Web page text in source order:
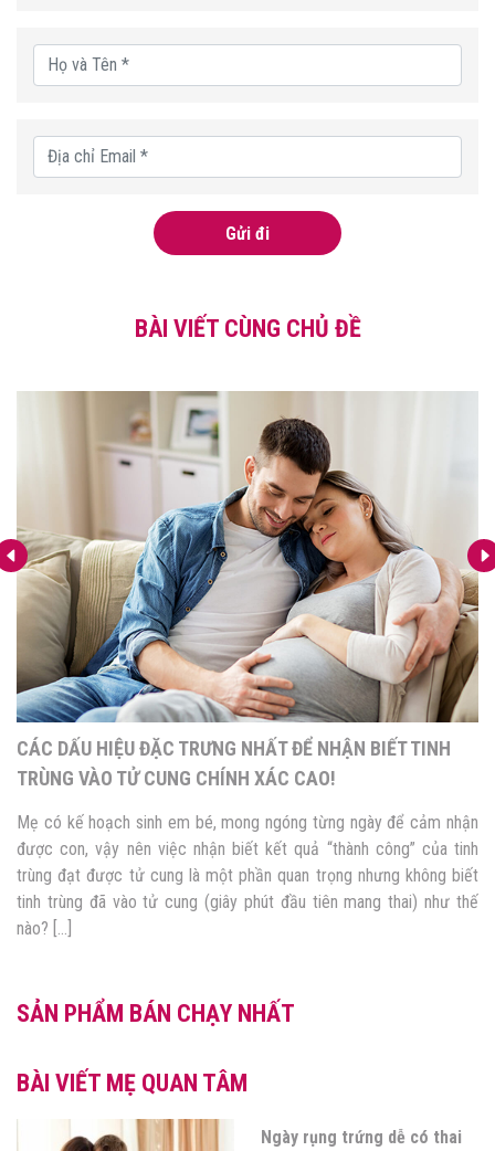
Gửi đi
BÀI VIẾT CÙNG CHỦ ĐỀ
BIẾT TINH
ngày để cảm nhận
công” của tinh
nhưng không biết
mang thai) như thế
BẬT MÍ 7 DẤU HIỆU THAI ĐÃ LÀM TỔ
CHÍNH XÁC NHẤT
Khi có kế hoạch sinh nở, chắc hẳn mẹ luôn
bé đến từng ngày. Bởi vậy mà mẹ băn
nào để nhận biết dấu hiệu thai đã vào tử
với mẹ hay chưa? Bài viết dưới đây bật mí […]
SẢN PHẨM BÁN CHẠY NHẤT
BÀI VIẾT MẸ QUAN TÂM
dễ có thai
Thai chưa